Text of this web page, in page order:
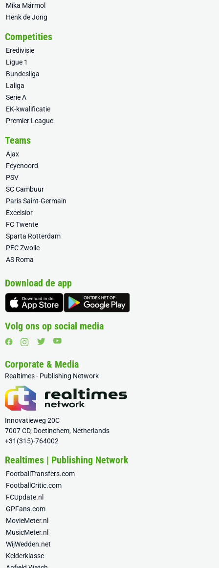
Mika Mármol
Henk de Jong
Competities
Eredivisie
Ligue 1
Bundesliga
Laliga
Serie A
EK-kwalificatie
Premier League
Teams
Ajax
Feyenoord
PSV
SC Cambuur
Paris Saint-Germain
Excelsior
FC Twente
Sparta Rotterdam
PEC Zwolle
AS Roma
Download de app
Volg ons op social media
Corporate & Media
Realtimes - Publishing Network
Innovatieweg 20C
7007 CD, Doetinchem, Netherlands
+31(315)-764002
Realtimes | Publishing Network
FootballTransfers.com
FootballCritic.com
FCUpdate.nl
GPFans.com
MovieMeter.nl
MusicMeter.nl
WijWedden.net
Kelderklasse